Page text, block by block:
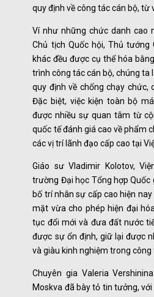
quy định về công tác cán bộ,
Ví như những chức danh cao
Chủ tịch Quốc hội, Thủ tướng
khác đều được cụ thể hóa
trình công tác cán bộ, chúng ta
quy định về chống chạy chức,
Đặc biệt, việc kiện toàn bộ
được nhiều sự quan tâm từ
quốc tế đánh giá cao về phẩm
các vị trí lãnh đạo cấp cao tại
Giáo sư Vladimir Kolotov,
trường Đại học Tổng hợp
bố trí nhân sự cấp cao hiện
mặt vừa cho phép hiện đại
tục đổi mới và đưa đất nước
được sự ổn định, giữ lại được
và giàu kinh nghiệm trong công
Chuyên gia Valeria
Moskva đã bày tỏ tin tưởng,